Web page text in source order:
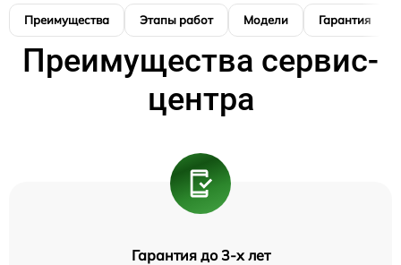
Преимущества Этапы работ Модели Гарантия
Преимущества сервис-
центра
Гарантия до 3-х лет